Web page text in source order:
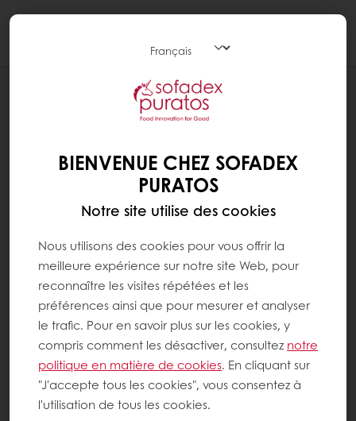
RANGES
HEALTHY, HEALTHIER
BIENVENUE CHEZ SOFADEX
PURATOS
Notre site utilise des cookies
Nous utilisons des cookies pour vous offrir la
meilleure expérience sur notre site Web, pour
reconnaître les visites répétées et les
préférences ainsi que pour mesurer et analyser
le trafic. Pour en savoir plus sur les cookies, y
compris comment les désactiver, consulteznotre
politique en matière de cookies. En cliquant sur
"J'accepte tous les cookies", vous consentez à
l'utilisation de tous les cookies.